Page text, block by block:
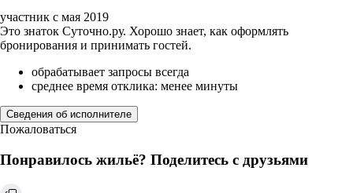
участник с мая 2019
Это знаток Суточно.ру. Хорошо знает, как оформлять
бронирования и принимать гостей.
обрабатывает запросы всегда
среднее время отклика: менее минуты
Сведения об исполнителе
Пожаловаться
Понравилось жильё? Поделитесь с друзьями